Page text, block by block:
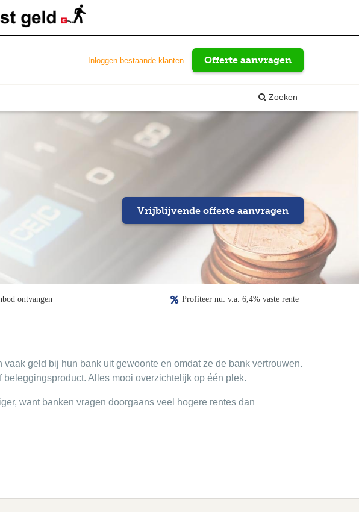
Inloggen bestaande klanten Offerte aanvragen
Zoeken
Vrijblijvende offerte aanvragen
ontvangen Profiteer nu: v.a. 6,4% vaste rente
geld bij hun bank uit gewoonte en omdat ze de bank vertrouwen.
Alles mooi overzichtelijk op één plek.
want banken vragen doorgaans veel hogere rentes dan